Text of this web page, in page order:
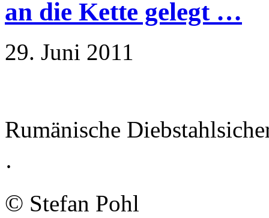
an die Kette gelegt …
29. Juni 2011
Rumänische
·
© Stefan Pohl